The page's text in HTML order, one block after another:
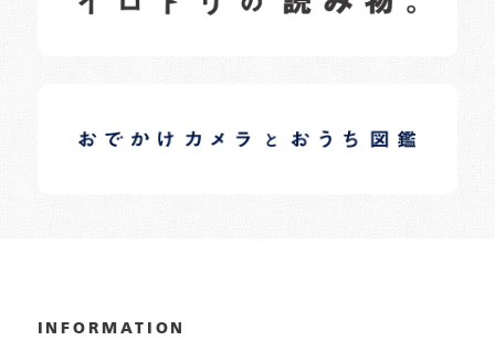
日常の様子など随時更新中です。
INFORMATION